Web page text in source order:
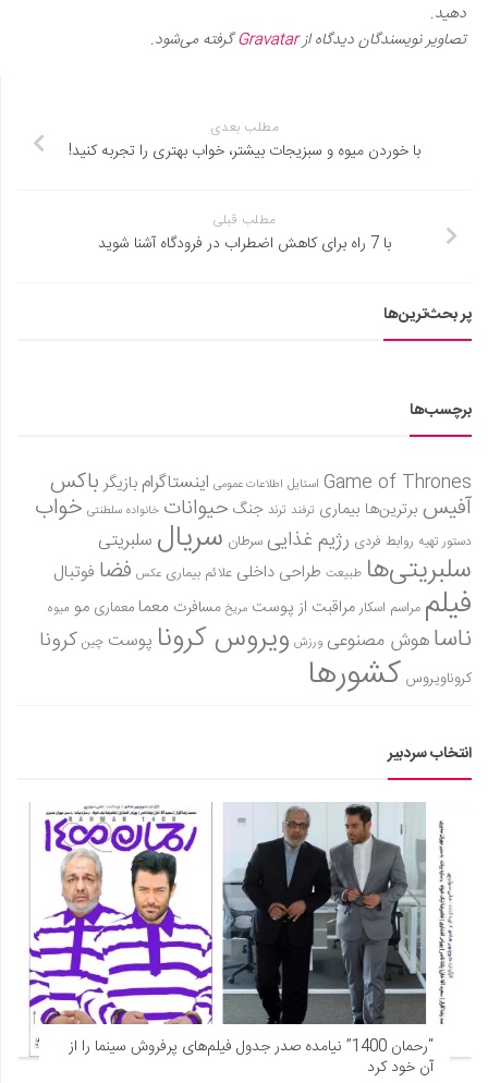
دهید.
تصاویر نویسندگان دیدگاه ازGravatarگرفته می‌شود.
مطلب بعدی
با خوردن میوه و سبزیجات بیشتر، خواب بهتری را تجربه کنید!
مطلب قبلی
با 7 راه برای کاهش اضطراب در فرودگاه آشنا شوید
پر بحث‌ترین‌ها
برچسب‌ها
Game of Thrones استایل اطلاعات عمومی اینستاگرام بازیگر باکس
آفیس برترین‌ها بیماری ترفند ترند جنگ حیوانات خانواده سلطنتی خواب
دستور تهیه روابط فردی رژیم غذاییسرطان سریال سلبریتی
سلبریتی‌ها طبیعت طراحی داخلی علائم بیماری عکس فضا فوتبال
فیلم مراسم اسکارمراقبت از پوست مریخ مسافرت معمامعماری مو میوه
ناساهوش مصنوعی ورزش ویروس کرونا پوست چین کرونا
کروناویروس کشورها
انتخاب سردبیر
“رحمان 1400” نیامده صدر جدول فیلم‌های پرفروش سینما را از
آن خود کرد